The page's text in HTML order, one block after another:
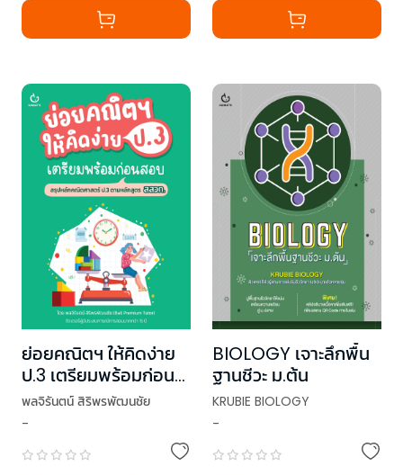
ย่อยคณิตฯ ให้คิดง่าย
ป.3 เตรียมพร้อมก่อน
สอบ
พลจิรันตน์ สิริพรพัฒนชัย
-
BIOLOGY เจาะลึกพื้น
ฐานชีวะ ม.ต้น
KRUBIE BIOLOGY
-